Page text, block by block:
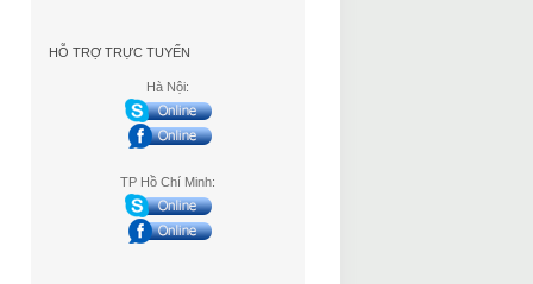
HỖ TRỢ TRỰC TUYẾN
Hà Nội:
TP Hồ Chí Minh: